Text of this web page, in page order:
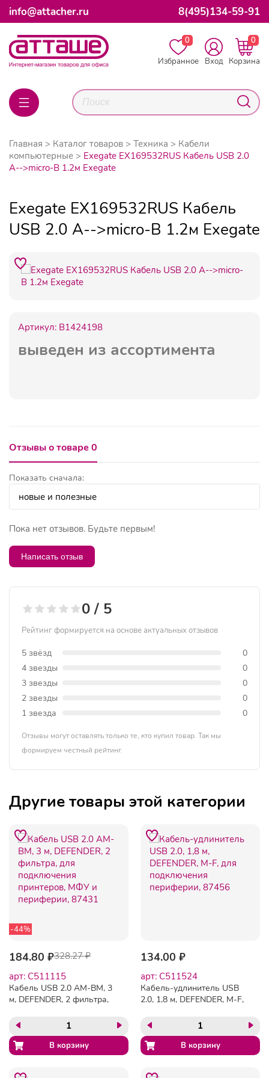
info@attacher.ru 8(495)134-59-91
0
Избранное
Вход
0
Корзина
Главная Каталог товаров Техника
Кабели
компьютерные
Exegate EX169532RUS Кабель USB 2.0
A-->micro-B 1.2м Exegate
Exegate EX169532RUS Кабель
USB 2.0 A-->micro-B 1.2м Exegate
Артикул: B1424198
выведен из ассортимента
Отзывы о товаре 0
Показать сначала:
Пока нет отзывов. Будьте первым!
Написать отзыв
0 / 5
Рейтинг формируется на основе актуальных отзывов
5 звёзд
0
4 звезды
0
3 звезды
0
2 звезды
0
1 звезда
0
Отзывы могут оставлять только те, кто купил товар. Так мы
формируем честный рейтинг.
Другие товары этой категории
-44%
184.80 ₽328.27 ₽
арт: C511115
Кабель USB 2.0 AM-BM, 3
м, DEFENDER, 2 фильтра,
принтеров, МФУ и
периферии, 87431
134.00 ₽
арт: C511524
Кабель-удлинитель USB
2.0, 1,8 м, DEFENDER, M-F,
периферии, 87456